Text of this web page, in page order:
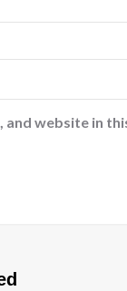
and website in